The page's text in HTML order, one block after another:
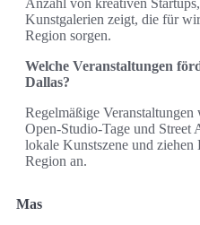
Kunstgalerien zeigt, die für
Region sorgen.
Welche Veranstaltungen
Dallas?
Regelmäßige
Open-Studio-Tage und Street
lokale Kunstszene und ziehen
Region an.
Mas